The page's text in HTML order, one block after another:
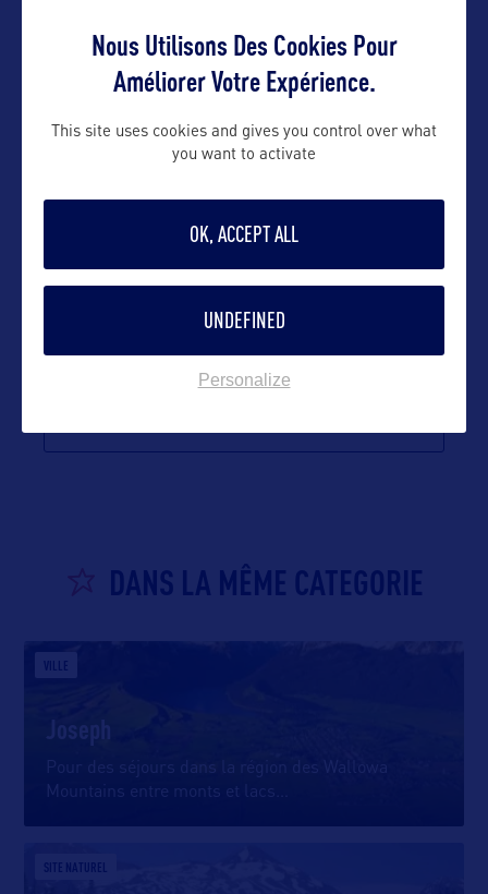
Contact grand public
Olivier@orkestra-tourism.com
DANS LA MÊME CATEGORIE
VILLE
Joseph
Pour des séjours dans la région des Wallowa
Mountains entre monts et lacs
SITE NATUREL
Nous Utilisons Des Cookies Pour
Améliorer Votre Expérience.
This site uses cookies and gives you control over what
you want to activate
OK, ACCEPT ALL
UNDEFINED
Personalize